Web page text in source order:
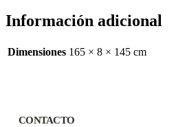
Información adicional
Dimensiones 165 × 8 × 145 cm
CONTACTO